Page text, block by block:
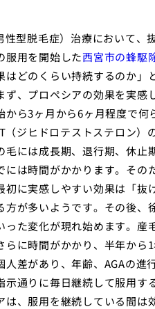
型脱毛症）治療において、
服用を開始した西宮市の蜂駆
どのくらい持続するのか」
、プロペシアの効果を実感
ら3ヶ月から6ヶ月程度で何
ジヒドロテストステロン）
には成長期、退行期、休止
は時間がかかります。その
に実感しやすい効果は「抜
が多いようです。その後、
た変化が現れ始めます。産
に時間がかかり、半年から
差があり、年齢、AGAの進
通りに毎日継続して服用す
、服用を継続している間は